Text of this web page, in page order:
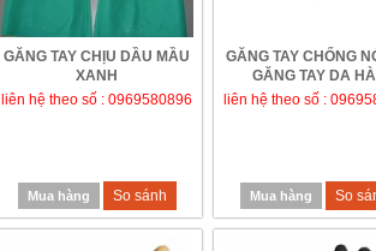
GĂNG TAY CHỊU DẦU MẦU
XANH
liên hệ theo số : 0969580896
Mua hàng So sánh
GĂNG TAY CHỐNG
GĂNG TAY DA
liên hệ theo số :
Mua hàng So